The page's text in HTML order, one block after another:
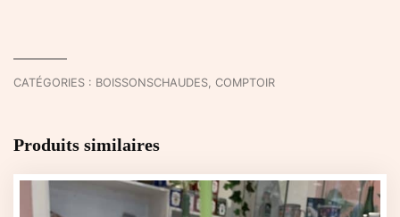
-
CATÉGORIES : BOISSONSCHAUDES COMPTOIR
Produits similaires